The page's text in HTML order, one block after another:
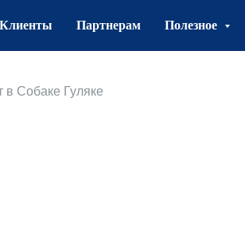
Клиенты Партнерам Полезное
в Собаке Гуляке